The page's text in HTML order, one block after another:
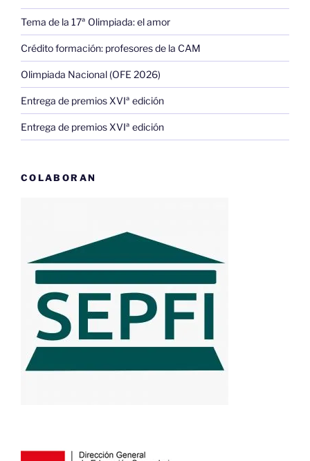
Tema de la 17ª Olimpiada: el amor
Crédito formación: profesores de la CAM
Olimpiada Nacional (OFE 2026)
Entrega de premios XVIª edición
Entrega de premios XVIª edición
COLABORAN